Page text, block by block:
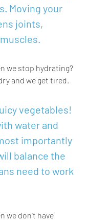
Moving your
joints,
we stop hydrating?
and we get tired.
vegetables!
water and
importantly
balance the
need to work
we don't have